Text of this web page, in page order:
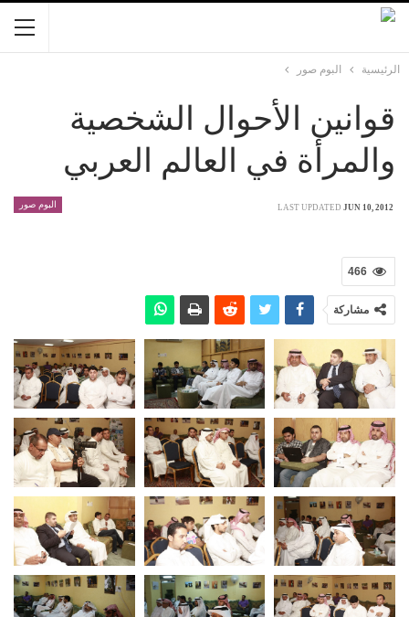
الرئيسية البوم صور
قوانين الأحوال الشخصية
والمرأة في العالم العربي
البوم صور LAST UPDATED JUN 10, 2012
466
مشاركة